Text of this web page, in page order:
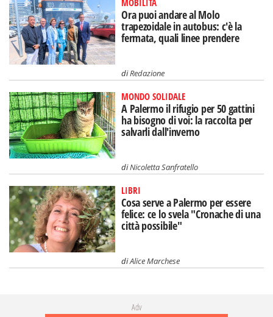
MOBILITÀ
Ora puoi andare al Molo
trapezoidale in autobus: c'è la
fermata, quali linee prendere
diRedazione
MONDO SOLIDALE
A Palermo il rifugio per 50 gattini
ha bisogno di voi: la raccolta per
salvarli dall'inverno
diNicoletta Sanfratello
LIBRI
Cosa serve a Palermo per essere
felice: ce lo svela "Cronache di una
città possibile"
diAlice Marchese
Adv